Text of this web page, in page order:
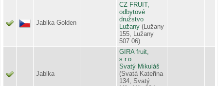
Jablka Golden
CZ FRUIT,
odbytové
družstvo
Lužany (Lužany
155, Lužany
507 06)
Jablka
GIRA fruit,
s.r.o.
Svatý Mikuláš
(Svatá Kateřina
134, Svatý